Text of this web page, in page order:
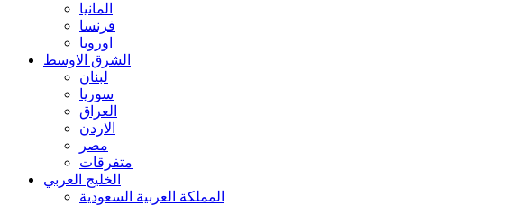
المانيا
فرنسا
اوروبا
الشرق الاوسط
لبنان
سوريا
العراق
الاردن
مصر
متفرقات
الخليج العربي
المملكة العربية السعودية